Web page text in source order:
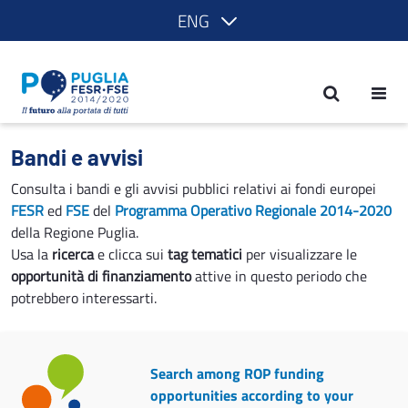
ENG
Calls and notices - POR Puglia 2014-
Bandi e avvisi
Consulta i bandi e gli avvisi pubblici relativi ai fondi europei
FESRed FSEdel Programma Operativo Regionale 2014-2020
della Regione Puglia.
Usa la ricercae clicca sui tag tematici per visualizzare le
opportunità di finanziamentoattive in questo periodo che
potrebbero interessarti.
Search among ROP funding
opportunities according to your